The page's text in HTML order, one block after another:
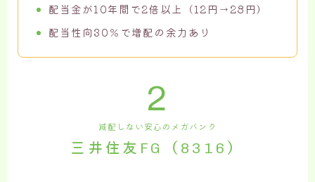
配当金が10年間で2倍以上（12円→28円）
配当性向30％で増配の余力あり
2
減配しない安心のメガバンク
三井住友FG（8316）